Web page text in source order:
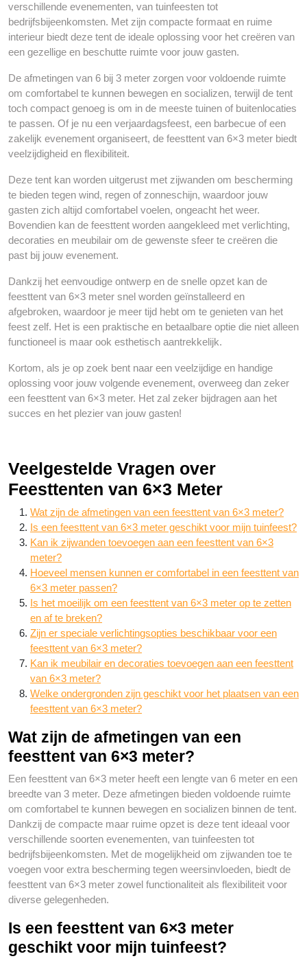
verschillende evenementen, van tuinfeesten tot
bedrijfsbijeenkomsten. Met zijn compacte formaat en ruime
interieur biedt deze tent de ideale oplossing voor het creëren van
een gezellige en beschutte ruimte voor jouw gasten.
De afmetingen van 6 bij 3 meter zorgen voor voldoende ruimte
om comfortabel te kunnen bewegen en socializen, terwijl de tent
toch compact genoeg is om in de meeste tuinen of buitenlocaties
te passen. Of je nu een verjaardagsfeest, een barbecue of een
zakelijk evenement organiseert, de feesttent van 6×3 meter biedt
veelzijdigheid en flexibiliteit.
Deze tent kan worden uitgerust met zijwanden om bescherming
te bieden tegen wind, regen of zonneschijn, waardoor jouw
gasten zich altijd comfortabel voelen, ongeacht het weer.
Bovendien kan de feesttent worden aangekleed met verlichting,
decoraties en meubilair om de gewenste sfeer te creëren die
past bij jouw evenement.
Dankzij het eenvoudige ontwerp en de snelle opzet kan de
feesttent van 6×3 meter snel worden geïnstalleerd en
afgebroken, waardoor je meer tijd hebt om te genieten van het
feest zelf. Het is een praktische en betaalbare optie die niet alleen
functioneel is maar ook esthetisch aantrekkelijk.
Kortom, als je op zoek bent naar een veelzijdige en handige
oplossing voor jouw volgende evenement, overweeg dan zeker
een feesttent van 6×3 meter. Het zal zeker bijdragen aan het
succes en het plezier van jouw gasten!
Veelgestelde Vragen over
Feesttenten van 6×3 Meter
Wat zijn de afmetingen van een feesttent van 6×3 meter?
Is een feesttent van 6×3 meter geschikt voor mijn tuinfeest?
Kan ik zijwanden toevoegen aan een feesttent van 6×3
meter?
Hoeveel mensen kunnen er comfortabel in een feesttent van
6×3 meter passen?
Is het moeilijk om een feesttent van 6×3 meter op te zetten
en af te breken?
Zijn er speciale verlichtingsopties beschikbaar voor een
feesttent van 6×3 meter?
Kan ik meubilair en decoraties toevoegen aan een feesttent
van 6×3 meter?
Welke ondergronden zijn geschikt voor het plaatsen van een
feesttent van 6×3 meter?
Wat zijn de afmetingen van een
feesttent van 6×3 meter?
Een feesttent van 6×3 meter heeft een lengte van 6 meter en een
breedte van 3 meter. Deze afmetingen bieden voldoende ruimte
om comfortabel te kunnen bewegen en socializen binnen de tent.
Dankzij de compacte maar ruime opzet is deze tent ideaal voor
verschillende soorten evenementen, van tuinfeesten tot
bedrijfsbijeenkomsten. Met de mogelijkheid om zijwanden toe te
voegen voor extra bescherming tegen weersinvloeden, biedt de
feesttent van 6×3 meter zowel functionaliteit als flexibiliteit voor
diverse gelegenheden.
Is een feesttent van 6×3 meter
geschikt voor mijn tuinfeest?